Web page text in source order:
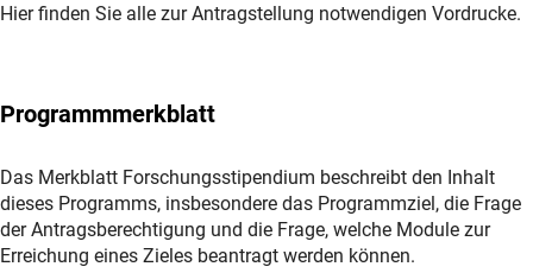
Hier finden Sie alle zur Antragstellung notwendigen Vordrucke.
Programmmerkblatt
Das Merkblatt Forschungsstipendium beschreibt den Inhalt
dieses Programms, insbesondere das Programmziel, die Frage
der Antragsberechtigung und die Frage, welche Module zur
Erreichung eines Zieles beantragt werden können.